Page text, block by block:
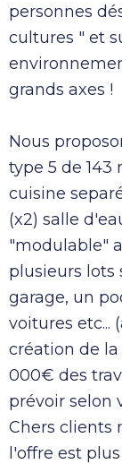
personnes
cultures " et
grands axes !
Nous
type 5 de 143
cuisine
(x2) salle
"modulable"
plusieurs lots
garage, un
voitures etc...
création de
000€ des
prévoir selon
Chers clients
l'offre est